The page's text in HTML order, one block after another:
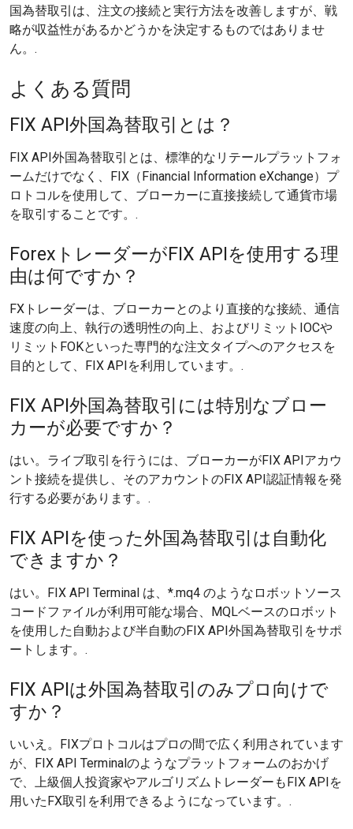
国為替取引は、注文の接続と実行方法を改善しますが、戦
略が収益性があるかどうかを決定するものではありませ
ん。.
よくある質問
FIX API外国為替取引とは？
FIX API外国為替取引とは、標準的なリテールプラットフォ
ームだけでなく、FIX（Financial Information eXchange）プ
ロトコルを使用して、ブローカーに直接接続して通貨市場
を取引することです。.
ForexトレーダーがFIX APIを使用する理
由は何ですか？
FXトレーダーは、ブローカーとのより直接的な接続、通信
速度の向上、執行の透明性の向上、およびリミットIOCや
リミットFOKといった専門的な注文タイプへのアクセスを
目的として、FIX APIを利用しています。.
FIX API外国為替取引には特別なブロー
カーが必要ですか？
はい。ライブ取引を行うには、ブローカーがFIX APIアカウ
ント接続を提供し、そのアカウントのFIX API認証情報を発
行する必要があります。.
FIX APIを使った外国為替取引は自動化
できますか？
はい。FIX API Terminal は、*.mq4 のようなロボットソース
コードファイルが利用可能な場合、MQLベースのロボット
を使用した自動および半自動のFIX API外国為替取引をサポ
ートします。.
FIX APIは外国為替取引のみプロ向けで
すか？
いいえ。FIXプロトコルはプロの間で広く利用されています
が、FIX API Terminalのようなプラットフォームのおかげ
で、上級個人投資家やアルゴリズムトレーダーもFIX APIを
用いたFX取引を利用できるようになっています。.